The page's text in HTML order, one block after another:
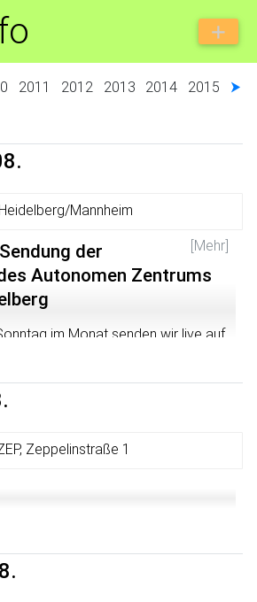
2011 2012 2013 2014 2015 ⮞
Heidelberg/Mannheim
[Mehr]
der
Autonomen Zentrums
im Monat senden wir live auf
im Livestream unter
bermudafunk.ogg.m3u
eine Seite:
stream.html
contrafunk
Zeppelinstraße 1